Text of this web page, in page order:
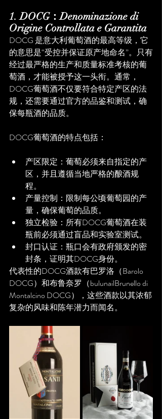
1. DOCG：Denominazione di
Origine Controllata e Garantita
DOCG 是意大利葡萄酒的最高等级，它
的意思是“受控并保证原产地命名”。只有
经过最严格的生产和质量标准考核的葡
萄酒，才能被授予这一头衔。通常，
DOCG葡萄酒不仅要符合特定产区的法
规，还需要通过官方的品鉴和测试，确
保每瓶酒的品质。
DOCG葡萄酒的特点包括：
产区限定：葡萄必须来自指定的产
区，并且遵循当地严格的酿酒规
程。
产量控制：限制每公顷葡萄园的产
量，确保葡萄的品质。
独立检验：所有DOCG葡萄酒在装
瓶前必须通过盲品和实验室测试。
封口认证：瓶口会有政府颁发的密
封条，证明其DOCG身份。
代表性的DOCG酒款有巴罗洛（Barolo
DOCG）和布鲁奈罗（bulunailBrunello di
Montalcino DOCG），这些酒款以其浓郁
复杂的风味和陈年潜力而闻名。